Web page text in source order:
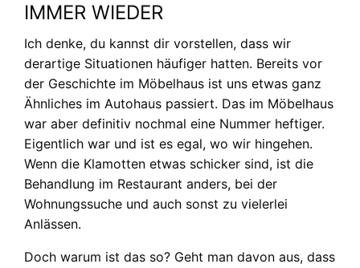
IMMER WIEDER
Ich denke, du kannst dir vorstellen, dass wir
derartige Situationen häufiger hatten. Bereits vor
der Geschichte im Möbelhaus ist uns etwas ganz
Ähnliches im Autohaus passiert. Das im Möbelhaus
war aber definitiv nochmal eine Nummer heftiger.
Eigentlich war und ist es egal, wo wir hingehen.
Wenn die Klamotten etwas schicker sind, ist die
Behandlung im Restaurant anders, bei der
Wohnungssuche und auch sonst zu vielerlei
Anlässen.
Doch warum ist das so? Geht man davon aus, dass